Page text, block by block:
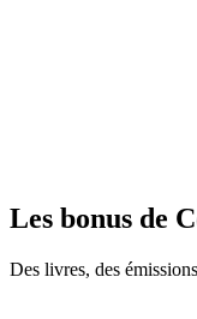
Les bonus de
Des livres, des